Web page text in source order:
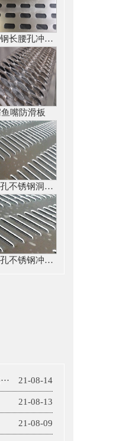
不锈钢长腰孔冲孔网
嘴防滑板
百叶孔不锈钢洞洞板
百叶孔不锈钢冲孔板
21-08-14
21-08-13
21-08-09